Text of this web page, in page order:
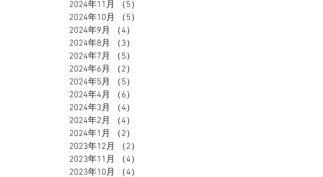
2024年11月
（5）
2024年10月
（5）
2024年9月
（4）
2024年8月
（3）
2024年7月
（5）
2024年6月
（2）
2024年5月
（5）
2024年4月
（6）
2024年3月
（4）
2024年2月
（4）
2024年1月
（2）
2023年12月
（2）
2023年11月
（4）
2023年10月
（4）